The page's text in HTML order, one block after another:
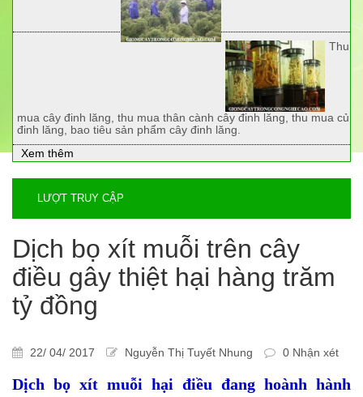
Thu
mua cây đinh lăng, thu mua thân cành cây đinh lăng, thu mua củ
đinh lăng, bao tiêu sản phẩm cây đinh lăng.
Xem thêm
LƯỢT TRUY CẬP
Dịch bọ xít muỗi trên cây
điều gây thiệt hại hàng trăm
tỷ đồng
22/ 04/ 2017 Nguyễn Thị Tuyết Nhung 0 Nhận xét
Dịch bọ xít muỗi hại điều đang hoành hành